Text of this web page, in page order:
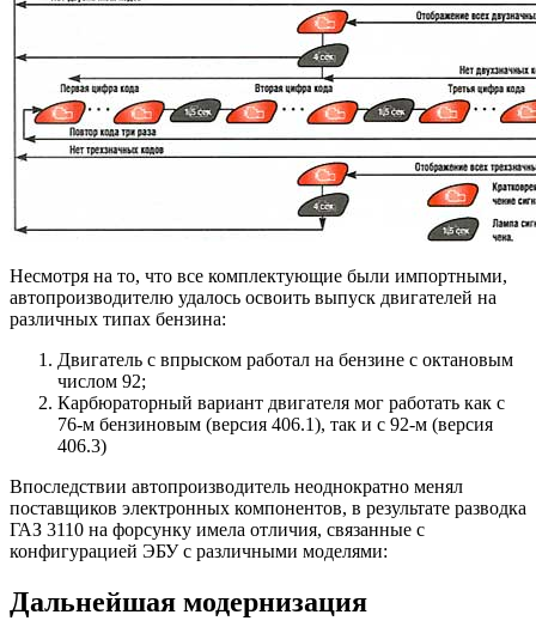
Несмотря на то, что все комплектующие были импортными,
автопроизводителю удалось освоить выпуск двигателей на
различных типах бензина:
Двигатель с впрыском работал на бензине с октановым
числом 92;
Карбюраторный вариант двигателя мог работать как с
76-м бензиновым (версия 406.1), так и с 92-м (версия
406.3)
Впоследствии автопроизводитель неоднократно менял
поставщиков электронных компонентов, в результате разводка
ГАЗ 3110 на форсунку имела отличия, связанные с
конфигурацией ЭБУ с различными моделями:
Дальнейшая модернизация